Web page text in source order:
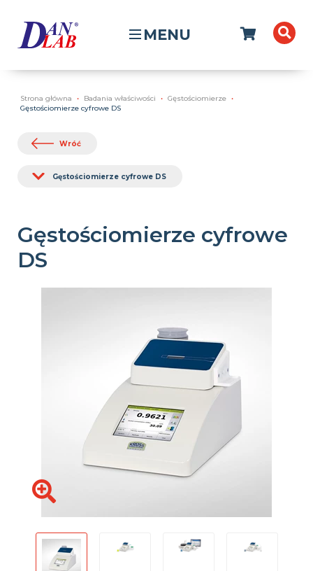
MENU
Strona główna Badania właściwości
Gęstościomierze
Gęstościomierze cyfrowe DS
Wróć
Gęstościomierze cyfrowe DS
Gęstościomierze cyfrowe
DS